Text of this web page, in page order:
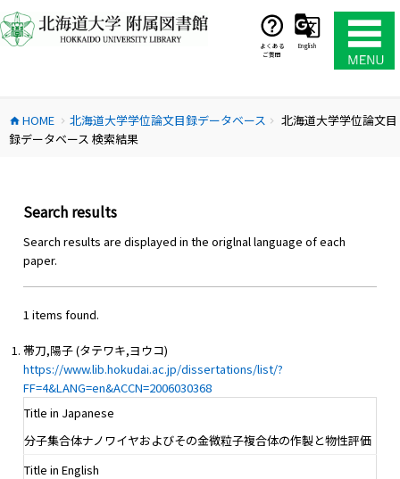
ン
テ
ス
キ
よくある
ご質問
English
home HOME chevron_right 北海道大学学位論文目録データベース chevron_right
北海道大学学位論文目
録データベース 検索結果
Search results
Search results are displayed in the origlnal language of each
paper.
1 items found.
帯刀,陽子 (タテワキ,ヨウコ)
https://www.lib.hokudai.ac.jp/dissertations/list/?
FF=4&LANG=en&ACCN=2006030368
Title in Japanese
分子集合体ナノワイヤおよびその金微粒子複合体の作製と物性評価
Title in English